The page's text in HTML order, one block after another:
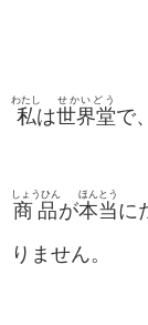
私
わたし
は世界堂
せかいどう
で、
商品
しょうひん
が本当
ほんとう
に
りません。